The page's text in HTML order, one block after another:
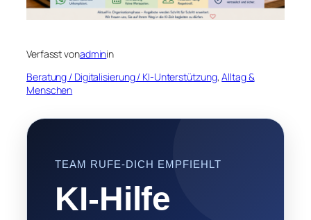
Verfasst vonadminin
Beratung / Digitalisierung / KI-Unterstützung, Alltag &
Menschen
TEAM RUFE-DICH EMPFIEHLT
KI-Hilfe